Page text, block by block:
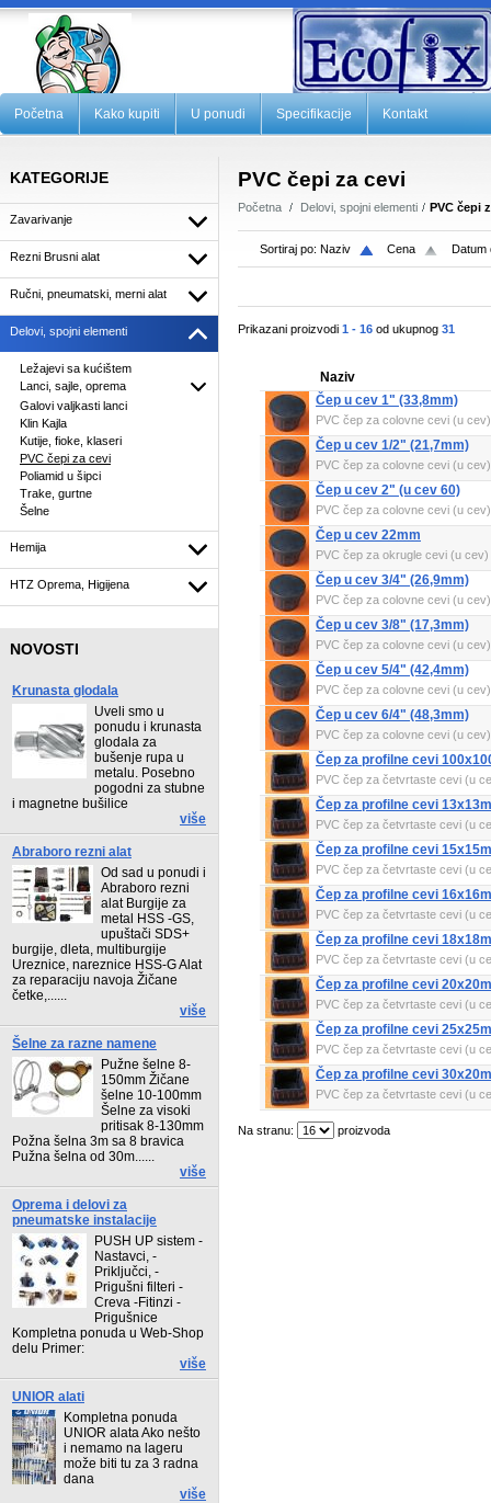
Početna Kako kupiti U ponudi Specifikacije Kontakt
KATEGORIJE
Zavarivanje
Rezni Brusni alat
Ručni, pneumatski, merni alat
Delovi, spojni elementi
Ležajevi sa kućištem
Lanci, sajle, oprema
Galovi valjkasti lanci
Klin Kajla
Kutije, fioke, klaseri
PVC čepi za cevi
Poliamid u šipci
Trake, gurtne
Šelne
Hemija
HTZ Oprema, Higijena
NOVOSTI
Krunasta glodala
Uveli smo u
ponudu i krunasta
glodala za
bušenje rupa u
metalu. Posebno
pogodni za stubne
i magnetne bušilice
više
Abraboro rezni alat
Od sad u ponudi i
Abraboro rezni
alat Burgije za
metal HSS -GS,
upuštači SDS+
burgije, dleta, multiburgije
Ureznice, nareznice HSS-G Alat
za reparaciju navoja Žičane
četke,......
više
Šelne za razne namene
Pužne šelne 8-
150mm Žičane
šelne 10-100mm
Šelne za visoki
pritisak 8-130mm
Požna šelna 3m sa 8 bravica
Pužna šelna od 30m......
više
Oprema i delovi za
pneumatske instalacije
PUSH UP sistem -
Nastavci, -
Priključci, -
Prigušni filteri -
Creva -Fitinzi -
Prigušnice
Kompletna ponuda u Web-Shop
delu Primer:
više
UNIOR alati
Kompletna ponuda
UNIOR alata Ako nešto
i nemamo na lageru
može biti tu za 3 radna
dana
više
PVC čepi za cevi
Početna Delovi, spojni elementi PVC čepi
Sortiraj po: Naziv Cena Datum
Prikazani proizvodi 1 - 16 od ukupnog 31
Naziv
Čep u cev 1" (33,8mm)
PVC čep za colovne cevi (u cev)
Čep u cev 1/2" (21,7mm)
PVC čep za colovne cevi (u cev)
Čep u cev 2" (u cev 60)
PVC čep za colovne cevi (u cev)
Čep u cev 22mm
PVC čep za okrugle cevi (u cev)
Čep u cev 3/4" (26,9mm)
PVC čep za colovne cevi (u cev)
Čep u cev 3/8" (17,3mm)
PVC čep za colovne cevi (u cev)
Čep u cev 5/4" (42,4mm)
PVC čep za colovne cevi (u cev)
Čep u cev 6/4" (48,3mm)
PVC čep za colovne cevi (u cev)
Čep za profilne cevi
PVC čep za četvrtaste cevi (u
Čep za profilne cevi
PVC čep za četvrtaste cevi (u
Čep za profilne cevi
PVC čep za četvrtaste cevi (u
Čep za profilne cevi
PVC čep za četvrtaste cevi (u
Čep za profilne cevi
PVC čep za četvrtaste cevi (u
Čep za profilne cevi
PVC čep za četvrtaste cevi (u
Čep za profilne cevi
PVC čep za četvrtaste cevi (u
Čep za profilne cevi
PVC čep za četvrtaste cevi (u
Na stranu: proizvoda